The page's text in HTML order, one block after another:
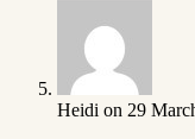
Heidi on 29